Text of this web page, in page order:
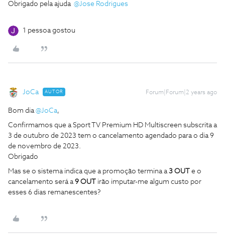
Obrigado pela ajuda @Jose Rodrigues
1 pessoa gostou
JoCa AUTOR Forum|Forum|2 years ago
Bom dia@JoCa,
Confirmamos que a Sport TV Premium HD Multiscreen subscrita a
3 de outubro de 2023 tem o cancelamento agendado para o dia 9
de novembro de 2023.
Obrigado
Mas se o sistema indica que a promoção termina a3 OUT
e o
cancelamento será a9 OUT irão imputar-me algum custo por
esses 6 dias remanescentes?